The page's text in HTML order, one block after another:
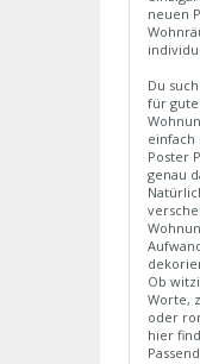
neuen
Du
für
einfach
Poster
genau
Ob
Worte,
oder
hier